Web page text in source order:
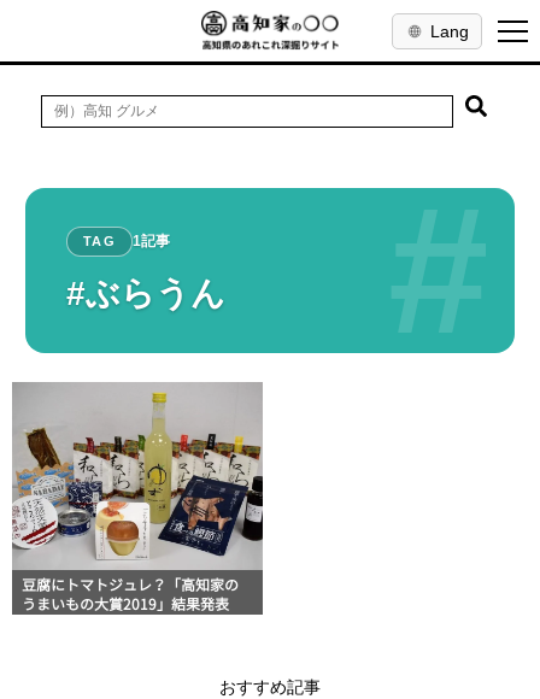
Lang
#
TAG 1記事
#ぶらうん
豆腐にトマトジュレ？「高知家の
うまいもの大賞2019」結果発表
おすすめ記事